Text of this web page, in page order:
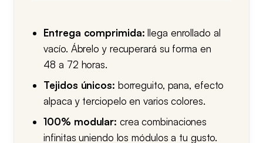
lectura que tenías pendiente.
mudas o cambias la decoración, se
reconfigura contigo. Cada módulo se
transporta y se coloca con facilidad, y su
Entrega comprimida: llega enrollado al
vacío. Ábrelo y recuperará su forma en
48 a 72 horas.
Tejidos únicos: borreguito, pana, efecto
alpaca y terciopelo en varios colores.
100% modular: crea combinaciones
infinitas uniendo los módulos a tu gusto.